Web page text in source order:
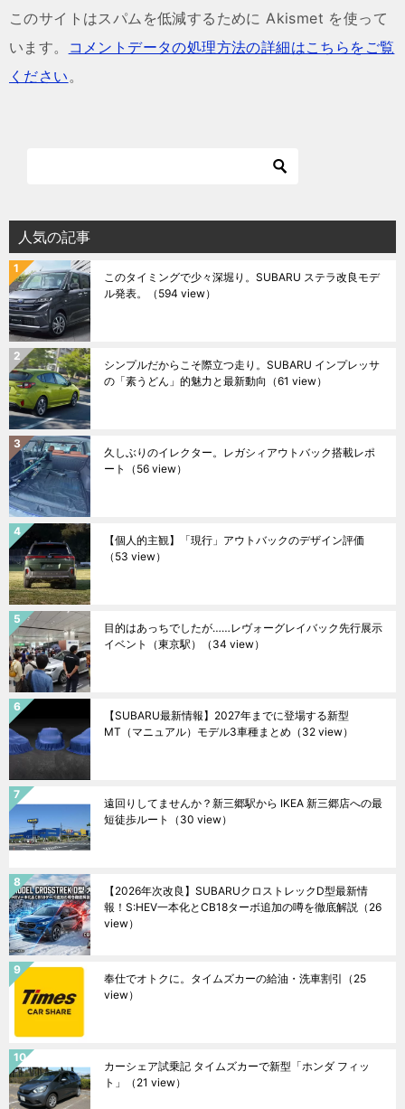
このサイトはスパムを低減するために Akismet を使って
います。
コメントデータの処理方法の詳細はこちらをご覧
ください。
人気の記事
このタイミングで少々深堀り。SUBARU ステラ改良モデ
ル発表。
（594 view）
シンプルだからこそ際立つ走り。SUBARU インプレッサ
の「素うどん」的魅力と最新動向 （61 view）
久しぶりのイレクター。レガシィアウトバック搭載レポ
ート
（56 view）
【個人的主観】「現行」アウトバックのデザイン評価
（53 view）
目的はあっちでしたが……レヴォーグレイバック先行展示
イベント（東京駅）
（34 view）
【SUBARU最新情報】2027年までに登場する新型
MT（マニュアル）モデル3車種まとめ （32 view）
遠回りしてませんか？新三郷駅から IKEA 新三郷店への最
短徒歩ルート
（30 view）
【2026年次改良】SUBARUクロストレックD型最新情
報！S:HEV一本化とCB18ターボ追加の噂を徹底解説 （26
view）
奉仕でオトクに。タイムズカーの給油・洗車割引 （25
view）
カーシェア試乗記 タイムズカーで新型「ホンダ フィッ
ト」
（21 view）